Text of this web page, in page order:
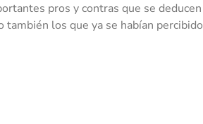
pros y contras que se deducen
los que ya se habían percibido